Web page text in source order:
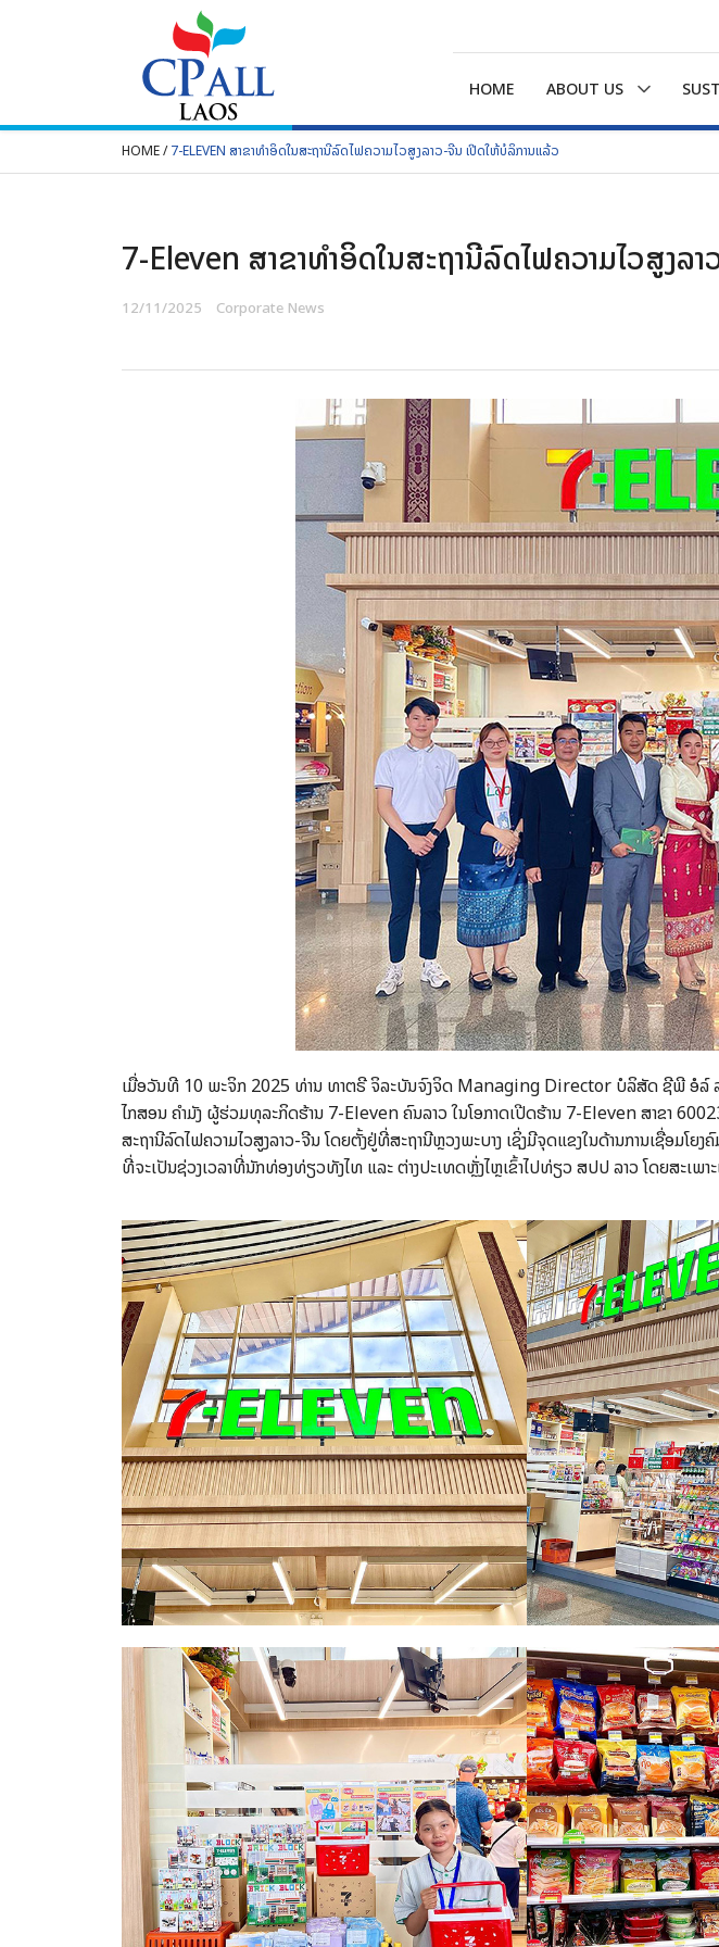
HOME
ABOUT US
SEARCH
FOR:
Search
for:
HOME/7-ELEVEN ສາຂາທຳອິດໃນສະຖານີລົດໄຟຄວາມໄວສູງລາວ-ຈີນ ເປີດໃຫ້ບໍລິການແລ້ວ
7-Eleven ສາຂາທຳອິດໃນສະຖານີລົດໄຟຄວາມໄວສູງລ
12/11/2025 Corporate News
ເມື່ອວັນທີ 10 ພະຈິກ 2025 ທ່ານ ທາຕຣີ ຈິລະບັນຈົງຈິດ Managing Director ບໍລິສັດ ຊີພີ ອໍລ໌
ໄກສອນ ຄຳມັງ ຜູ້ຮ່ວມທຸລະກິດຮ້ານ 7-Eleven ຄົນລາວ ໃນໂອກາດເປີດຮ້ານ 7-Eleven ສາຂາ
ສະຖານີລົດໄຟຄວາມໄວສູງລາວ-ຈີນ ໂດຍຕັ້ງຢູ່ທີ່ສະຖານີຫຼວງພະບາງ ເຊິ່ງມີຈຸດແຂງໃນດ້ານການເຊື່ອມໂ
ທີ່ຈະເປັນຊ່ວງເວລາທີ່ນັກທ່ອງທ່ຽວທັງໄທ ແລະ ຕ່າງປະເທດຫຼັ່ງໄຫຼເຂົ້າໄປທ່ຽວ ສປປ ລາວ ໂດຍສະເພາ